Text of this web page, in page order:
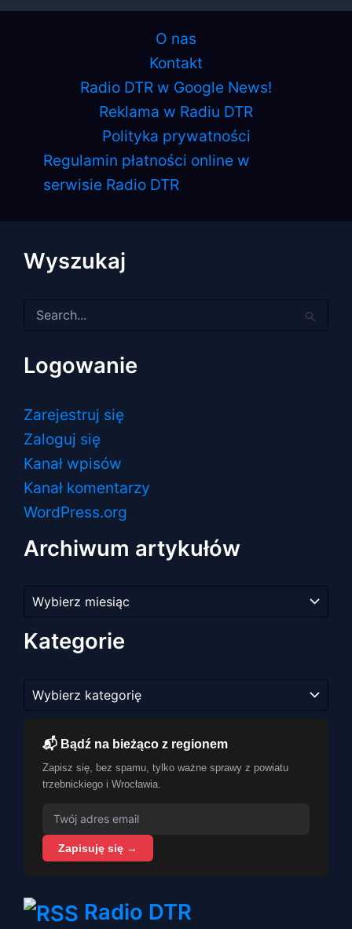
O nas
Kontakt
Radio DTR w Google News!
Reklama w Radiu DTR
Polityka prywatności
Regulamin płatności online w
serwisie Radio DTR
Wyszukaj
dla:
Logowanie
Zarejestruj się
Zaloguj się
Kanał wpisów
Kanał komentarzy
WordPress.org
Archiwum artykułów
artykułów
Kategorie
📬 Bądź na bieżąco z regionem
Zapisz się, bez spamu, tylko ważne sprawy z powiatu
trzebnickiego i Wrocławia.
Zapisuję się →
Radio DTR